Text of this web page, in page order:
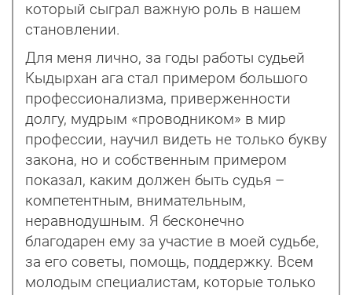
который сыграл важную роль в нашем
становлении.
Для меня лично, за годы работы судьей
Кыдырхан ага стал примером большого
профессионализма, приверженности
долгу, мудрым «проводником» в мир
профессии, научил видеть не только букву
закона, но и собственным примером
показал, каким должен быть судья –
компетентным, внимательным,
неравнодушным. Я бесконечно
благодарен ему за участие в моей судьбе,
за его советы, помощь, поддержку. Всем
молодым специалистам, которые только